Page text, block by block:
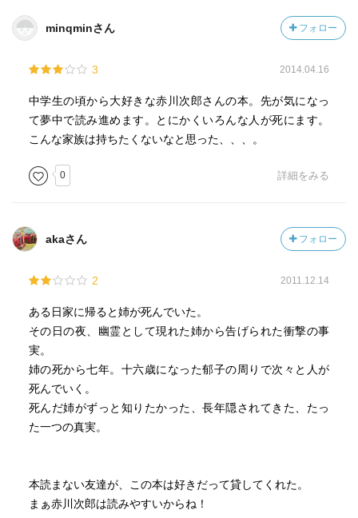
minqminさん フォロー
3 2014.04.16
中学生の頃から大好きな赤川次郎さんの本。先が気になっ
て夢中で読み進めます。とにかくいろんな人が死にます。
こんな家族は持ちたくないなと思った、、、。
0 詳細をみる
akaさん フォロー
2 2011.12.14
ある日家に帰ると姉が死んでいた。
その日の夜、幽霊として現れた姉から告げられた衝撃の事
実。
姉の死から七年。十六歳になった郁子の周りで次々と人が
死んでいく。
死んだ姉がずっと知りたかった、長年隠されてきた、たっ
た一つの真実。
本読まない友達が、この本は好きだって貸してくれた。
まぁ赤川次郎は読みやすいからね！